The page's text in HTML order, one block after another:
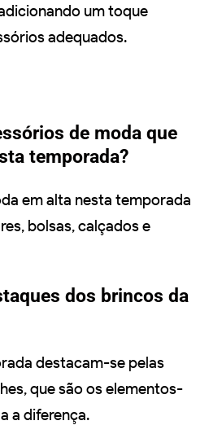
um toque
adequados.
de moda que
temporada?
em alta nesta temporada
bolsas, calçados e
dos brincos da
destacam-se pelas
que são os elementos-
a diferença.